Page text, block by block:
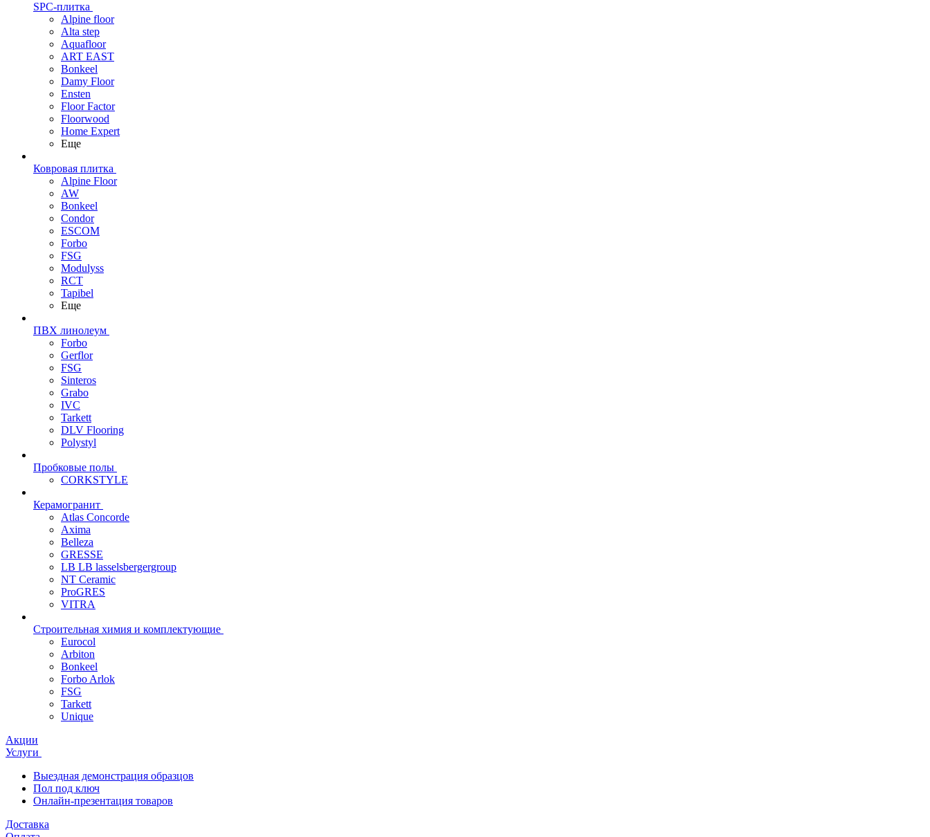
SPC-плитка
Alpine floor
Alta step
Aquafloor
ART EAST
Bonkeel
Damy Floor
Ensten
Floor Factor
Floorwood
Home Expert
Еще
Ковровая плитка
Alpine Floor
AW
Bonkeel
Condor
ESCOM
Forbo
FSG
Modulyss
RCT
Tapibel
Еще
ПВХ линолеум
Forbo
Gerflor
FSG
Sinteros
Grabo
IVC
Tarkett
DLV Flooring
Polystyl
Пробковые полы
CORKSTYLE
Керамогранит
Atlas Concorde
Axima
Belleza
GRESSE
LB LB lasselsbergergroup
NT Ceramic
ProGRES
VITRA
Строительная химия и комплектующие
Eurocol
Arbiton
Bonkeel
Forbo Arlok
FSG
Tarkett
Unique
Акции
Услуги
Выездная демонстрация образцов
Пол под ключ
Онлайн-презентация товаров
Доставка